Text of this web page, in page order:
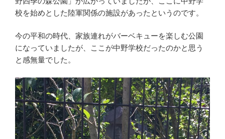
校を始めとした陸軍関係の施設があったというのです。
今の平和の時代、家族連れがバーベキューを楽しむ公園
になっていましたが、ここが中野学校だったのかと思う
と感無量でした。